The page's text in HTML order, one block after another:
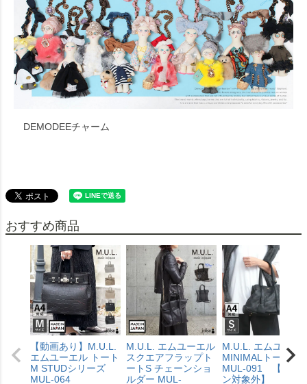
DEMODEEチャーム
おすすめ商品
【動画あり】M.U.L.
エムユーエル トート
M STUDシリーズ
MUL-064
M.U.L. エムユーエル
スクエアフラップト
ートS チェーンショ
ルダー MUL-
M.U.L. エムユーエ
MINIMALトート S
MUL-091 【クー
ン対象外】